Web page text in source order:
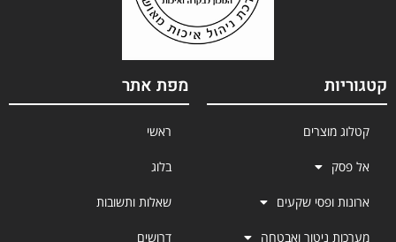
קטגוריות
קטלוג מוצרים
אל פסק
ארונות ופסי שקעים
מערכות ניטור ואבטחה
מפת אתר
ראשי
בלוג
שאלות ותשובות
דרושים